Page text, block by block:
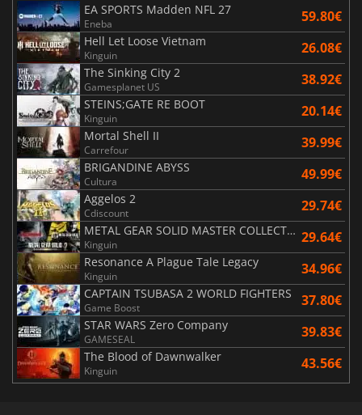
EA SPORTS Madden NFL 27
Eneba 59.80€
Hell Let Loose Vietnam
Kinguin 26.08€
The Sinking City 2
Gamesplanet US 38.92€
STEINS;GATE RE BOOT
Kinguin 20.14€
Mortal Shell II
Carrefour 39.99€
BRIGANDINE ABYSS
Cultura 49.99€
Aggelos 2
Cdiscount 29.74€
METAL GEAR SOLID MASTER COLLECTION Vol.2
Kinguin 29.64€
Resonance A Plague Tale Legacy
Kinguin 34.96€
CAPTAIN TSUBASA 2 WORLD FIGHTERS
Game Boost 37.80€
STAR WARS Zero Company
GAMESEAL 39.83€
The Blood of Dawnwalker
Kinguin 43.56€